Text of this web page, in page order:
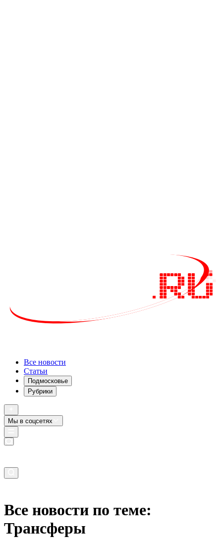
Все новости
Статьи
Подмосковье
Рубрики
Мы в соцсетях
Все новости по теме:
Трансферы